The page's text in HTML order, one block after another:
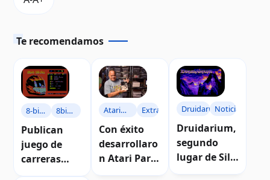
Te recomendamos
8-bit
Slicks
8bit-
Publican
juego de
carreras
Atari
Party
East
Extras
Con éxito
desarrollaro
n Atari Party
DruidariumNoticias
Druidarium,
segundo
lugar de Silly